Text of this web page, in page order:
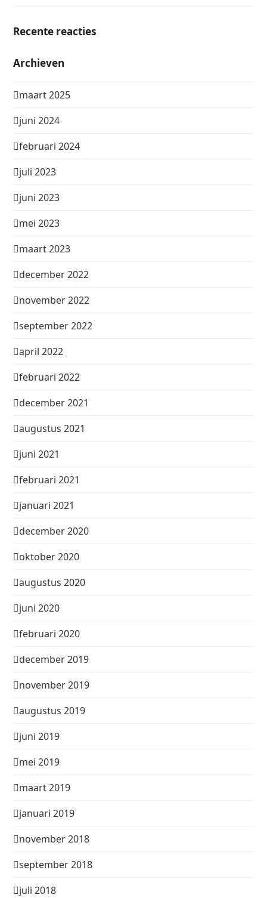
Recente reacties
Archieven
maart 2025
juni 2024
februari 2024
juli 2023
juni 2023
mei 2023
maart 2023
december 2022
november 2022
september 2022
april 2022
februari 2022
december 2021
augustus 2021
juni 2021
februari 2021
januari 2021
december 2020
oktober 2020
augustus 2020
juni 2020
februari 2020
december 2019
november 2019
augustus 2019
juni 2019
mei 2019
maart 2019
januari 2019
november 2018
september 2018
juli 2018